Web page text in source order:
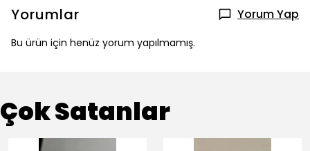
Yorumlar Yorum Yap
Bu ürün için henüz yorum yapılmamış.
Çok Satanlar